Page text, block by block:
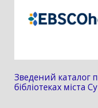
Зведений каталог
бібліотеках міста